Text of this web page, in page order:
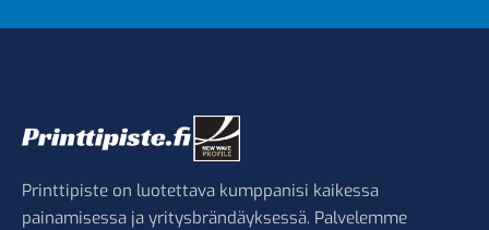
Printtipiste on luotettava kumppanisi kaikessa
painamisessa ja yritysbrändäyksessä. Palvelemme